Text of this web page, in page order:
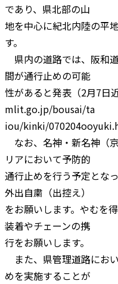
であり、県北部の山
地を中心に紀北内陸の平
す。
県内の道路では、阪和
間が通行止めの可能
性があると発表（2月7
mlit.go.jp/bousai/ta
iou/kinki/
なお、名神・新名神（
リアにおいて予防的
通行止めを行う予定とな
外出自粛（出控え）
をお願いします。やむを
装着やチェーンの携
行をお願いします。
また、県管理道路にお
めを実施することが